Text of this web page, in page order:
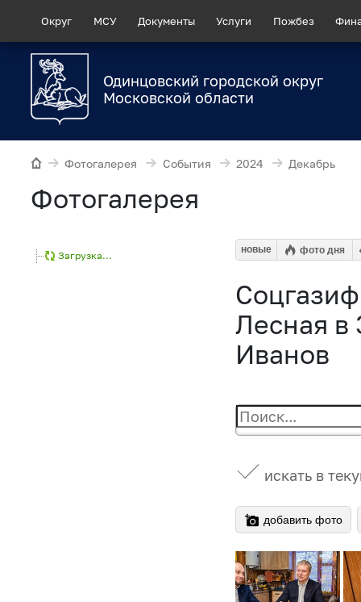
Округ МСУ Документы Услуги Пожбез
Одинцовский городской округ
Московской области
Фотогалерея События 2024 Декабрь
Фотогалерея
Загрузка...
новые фото дня
Лесная в
Иванов
искать в
добавить фото